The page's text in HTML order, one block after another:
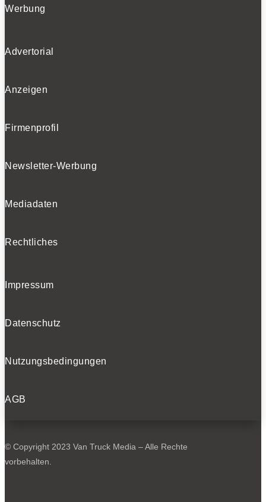
Werbung
Advertorial
Anzeigen
Firmenprofil
Newsletter-Werbung
Mediadaten
Rechtliches
Impressum
Datenschutz
Nutzungsbedingungen
AGB
© Copyright 2023 Van Truck Media – Alle Rechte
vorbehalten.